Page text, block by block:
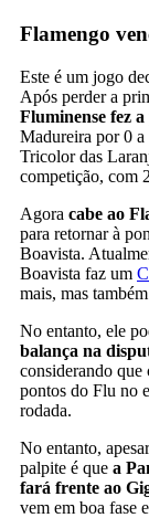
Flamengo
Este é um jogo
Após perder a
Fluminense fez
Madureira por 0
Tricolor das
competição, com
Agora cabe ao
para retornar à
Boavista.
Boavista faz um
mais, mas
No entanto, ele
balança na
considerando que
pontos do Flu no
rodada.
No entanto,
palpite é que a
fará frente ao
vem em boa fase